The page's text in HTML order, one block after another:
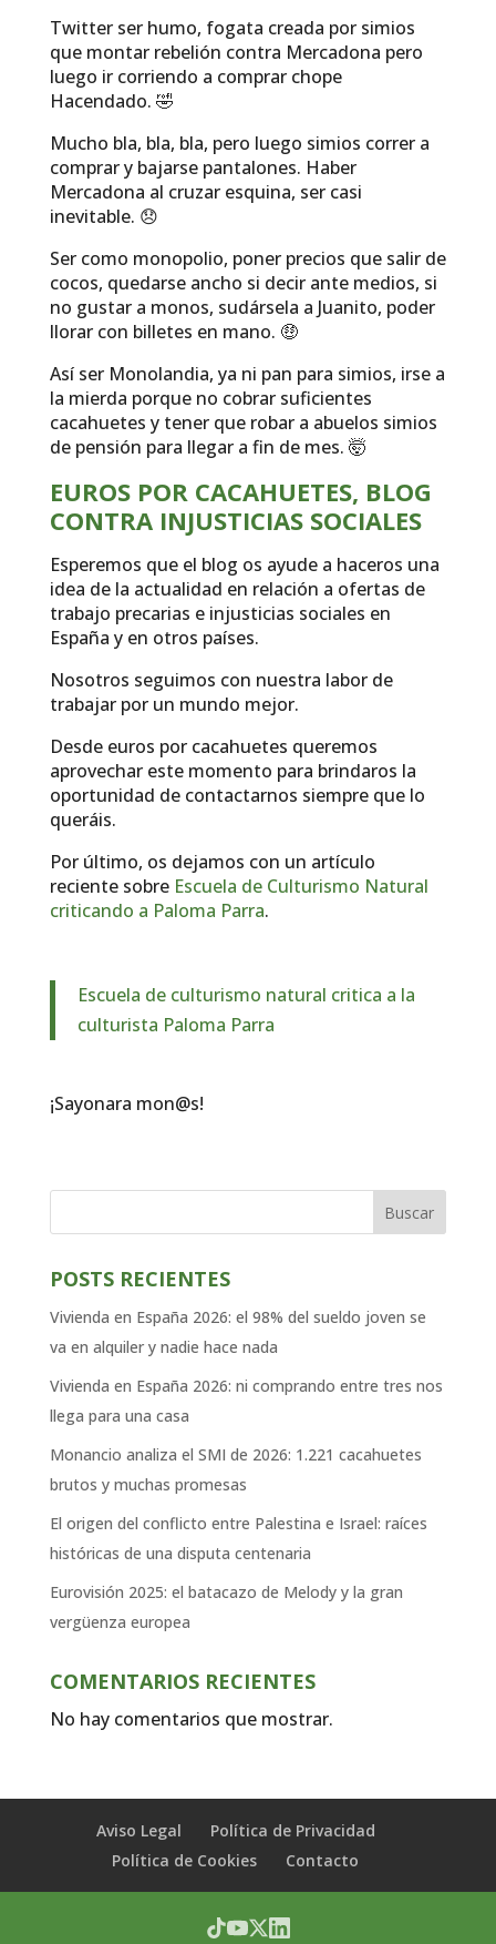
Twitter ser humo, fogata creada por simios
que montar rebelión contra Mercadona pero
luego ir corriendo a comprar chope
Hacendado. 🤣
Mucho bla, bla, bla, pero luego simios correr a
comprar y bajarse pantalones. Haber
Mercadona al cruzar esquina, ser casi
inevitable. 😞
Ser como monopolio, poner precios que salir de
cocos, quedarse ancho si decir ante medios, si
no gustar a monos, sudársela a Juanito, poder
llorar con billetes en mano. 🤑
Así ser Monolandia, ya ni pan para simios, irse a
la mierda porque no cobrar suficientes
cacahuetes y tener que robar a abuelos simios
de pensión para llegar a fin de mes. 🤯
EUROS POR CACAHUETES, BLOG
CONTRA INJUSTICIAS SOCIALES
Esperemos que el blog os ayude a haceros una
idea de la actualidad en relación a ofertas de
trabajo precarias e injusticias sociales en
España y en otros países.
Nosotros seguimos con nuestra labor de
trabajar por un mundo mejor.
Desde euros por cacahuetes queremos
aprovechar este momento para brindaros la
oportunidad de contactarnos siempre que lo
queráis.
Por último, os dejamos con un artículo
reciente sobre Escuela de Culturismo Natural
criticando a Paloma Parra.
Escuela de culturismo natural critica a la
culturista Paloma Parra
¡Sayonara mon@s!
Buscar
POSTS RECIENTES
Vivienda en España 2026: el 98% del sueldo joven se
va en alquiler y nadie hace nada
Vivienda en España 2026: ni comprando entre tres nos
llega para una casa
Monancio analiza el SMI de 2026: 1.221 cacahuetes
brutos y muchas promesas
El origen del conflicto entre Palestina e Israel: raíces
históricas de una disputa centenaria
Eurovisión 2025: el batacazo de Melody y la gran
vergüenza europea
COMENTARIOS RECIENTES
No hay comentarios que mostrar.
Aviso Legal
Política de Privacidad
Política de Cookies
Contacto